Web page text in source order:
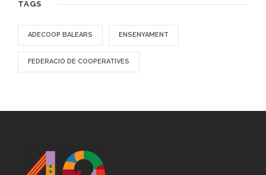
TAGS
ADECOOP BALEARS ENSENYAMENT
FEDERACIÓ DE COOPERATIVES